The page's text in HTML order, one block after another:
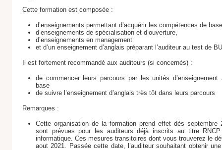
Cette formation est composée :
d’enseignements permettant d’acquérir les compétences de
d’enseignements de spécialisation et d’ouverture,
d’enseignements en management
et d’un enseignement d’anglais préparant l’auditeur au test de
Il est fortement recommandé aux auditeurs (si concernés) :
de commencer leurs parcours par les unités
base
de suivre l’enseignement d’anglais très tôt dans leurs parcours
Remarques :
Cette organisation de la formation prend effet dès septembre
sont prévues pour les auditeurs déjà inscrits au titre
informatique. Ces mesures transitoires dont vous trouverez le
aout 2021. Passée cette date, l’auditeur souhaitant obtenir